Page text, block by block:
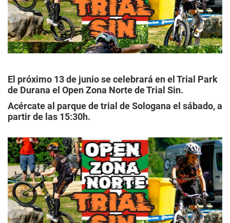
El próximo 13 de junio se celebrará en el Trial Park
de Durana el Open Zona Norte de Trial Sin.
Acércate al parque de trial de Sologana el sábado, a
partir de las 15:30h.